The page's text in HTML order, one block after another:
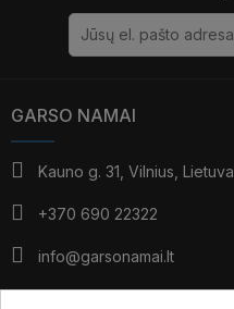
GARSO NAMAI
Kauno g. 31, Vilnius, Lietuva
+370 690 22322
info@garsonamai.lt